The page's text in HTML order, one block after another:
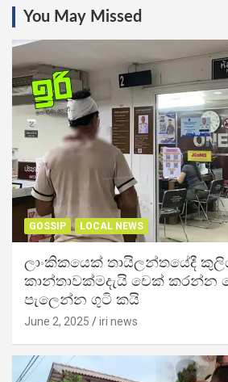
You May Missed
GOSSIP LOCAL NEWS
ලාංකිකයෙක් තායිලන්තයේදී
කාන්තාවක්මදැයි චෙක් කරන්න
පැලෙන්න ගුටි කයි
June 2, 2025 iri news